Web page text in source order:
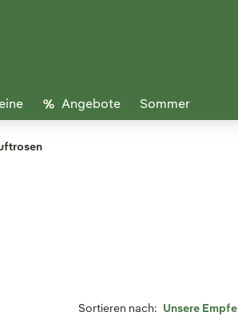
Angebote Sommer
Sortieren nach: